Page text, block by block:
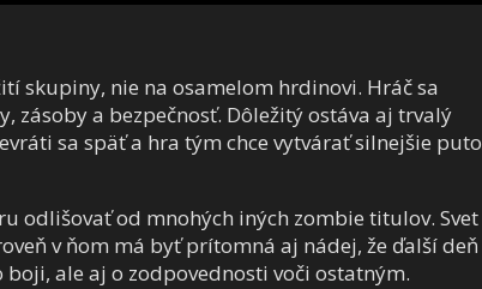
skupiny, nie na osamelom hrdinovi. Hráč sa
zásoby a bezpečnosť. Dôležitý ostáva aj trvalý
sa späť a hra tým chce vytvárať silnejšie puto
odlišovať od mnohých iných zombie titulov. Svet
v ňom má byť prítomná aj nádej, že ďalší deň
ale aj o zodpovednosti voči ostatným.